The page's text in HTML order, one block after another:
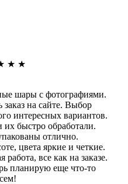
★ ★
шары с фотографиями.
на сайте. Выбор
интересных вариантов.
быстро обработали.
отлично.
цвета яркие и четкие.
работа, все как на заказе.
планирую еще что-то